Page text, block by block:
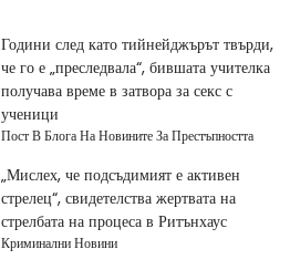
Години след като тийнейджърът твърди,
че го е „преследвала“, бившата учителка
получава време в затвора за секс с
ученици
Пост В Блога На Новините За Престъпността
„Мислех, че подсъдимият е активен
стрелец“, свидетелства жертвата на
стрелбата на процеса в Ритънхаус
Криминални Новини